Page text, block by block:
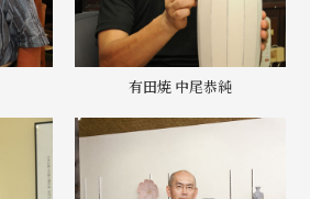
有田焼 中尾恭純